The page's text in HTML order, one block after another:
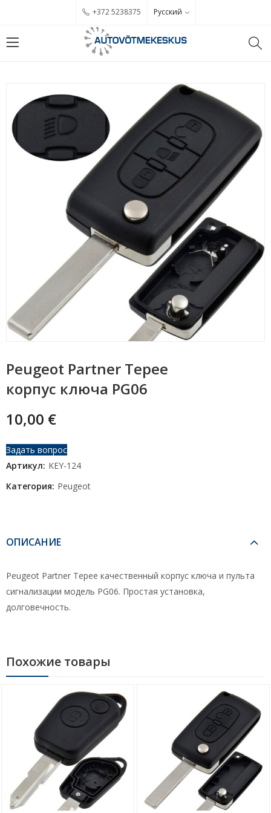
+372 5238375 Русский
Peugeot Partner Tepee
корпус ключа PG06
10,00 €
Задать вопрос
Артикул: KEY-124
Категория: Peugeot
ОПИСАНИЕ
Peugeot Partner Tepee качественный корпус ключа и пульта
сигнализации модель PG06. Простая установка,
долговечность.
Похожие товары